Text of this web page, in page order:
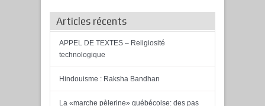
Articles récents
APPEL DE TEXTES – Religiosité
technologique
Hindouisme : Raksha Bandhan
La «marche pèlerine» québécoise: des pas